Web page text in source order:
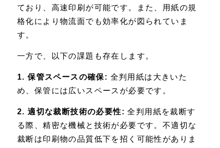
ており、高速印刷が可能です。また、用紙の規
格化により物流面でも効率化が図られていま
す。
一方で、以下の課題も存在します。
1. 保管スペースの確保: 全判用紙は大きいた
め、保管には広いスペースが必要です。
2. 適切な裁断技術の必要性: 全判用紙を裁断す
る際、精密な機械と技術が必要です。不適切な
裁断は印刷物の品質低下を招く可能性がありま